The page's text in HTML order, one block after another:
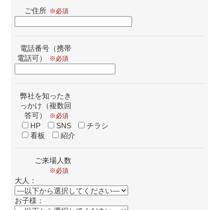
ご住所
電話番号（携帯
電話可）
弊社を知ったき
っかけ（複数回
答可）
HP
SNS
チラシ
看板
紹介
ご来場人数
大人：
お子様：